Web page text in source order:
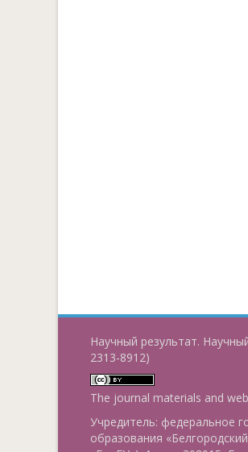
Научный результат.
2313-8912)
The journal materials and
Учредитель: федеральное
образования